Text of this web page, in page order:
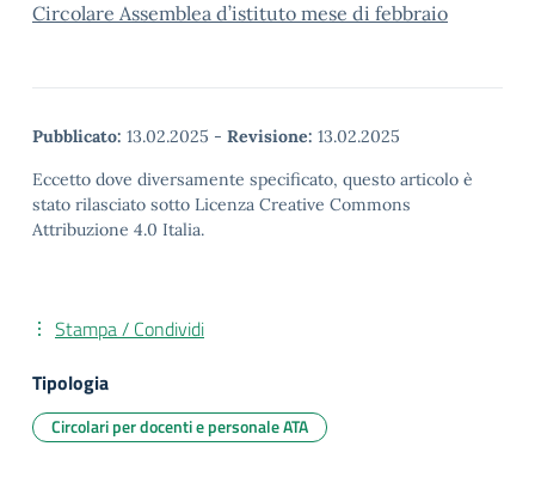
Circolare Assemblea d’istituto mese di febbraio
Pubblicato: 13.02.2025 - Revisione: 13.02.2025
Eccetto dove diversamente specificato, questo articolo è
stato rilasciato sotto Licenza Creative Commons
Attribuzione 4.0 Italia.
Stampa / Condividi
Tipologia
Circolari per docenti e personale ATA